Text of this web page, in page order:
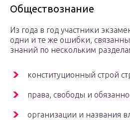
Обществознание
Из года в год участники
одни и те же ошибки,
знаний по нескольким
конституционный строй
права, свободы и
организации и названия